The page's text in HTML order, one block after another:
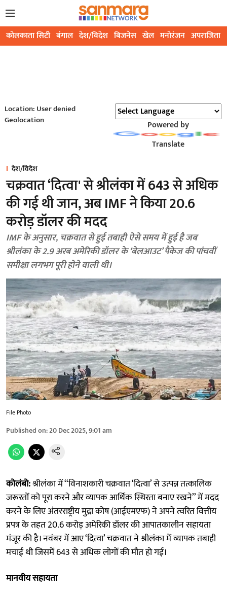
कोलकाता सिटी बंगाल देश/विदेश बिजनेस खेल मनोरंजन अपराजिता
Location: User denied
Geolocation
Powered by
Translate
देश/विदेश
चक्रवात ‘दित्वा' से श्रीलंका में 643 से अधिक
की गई थी जान, अब IMF ने किया 20.6
करोड़ डॉलर की मदद
IMF के अनुसार, चक्रवात से हुई तबाही ऐसे समय में हुई है जब
श्रीलंका के 2.9 अरब अमेरिकी डॉलर के ‘बेलआउट’ पैकेज की पांचवीं
समीक्षा लगभग पूरी होने वाली थी।
File Photo
Published on:20 Dec 2025, 9:01 am
कोलंबो:श्रीलंका में ‘‘विनाशकारी चक्रवात ‘दित्वा’ से उत्पन्न तत्कालिक
जरूरतों को पूरा करने और व्यापक आर्थिक स्थिरता बनाए रखने’’ में मदद
करने के लिए अंतरराष्ट्रीय मुद्रा कोष (आईएमएफ) ने अपने त्वरित वित्तीय
प्रपत्र के तहत 20.6 करोड़ अमेरिकी डॉलर की आपातकालीन सहायता
मंजूर की है। नवंबर में आए ‘दित्वा’ चक्रवात ने श्रीलंका में व्यापक तबाही
मचाई थी जिसमें 643 से अधिक लोगों की मौत हो गई।
मानवीय सहायता